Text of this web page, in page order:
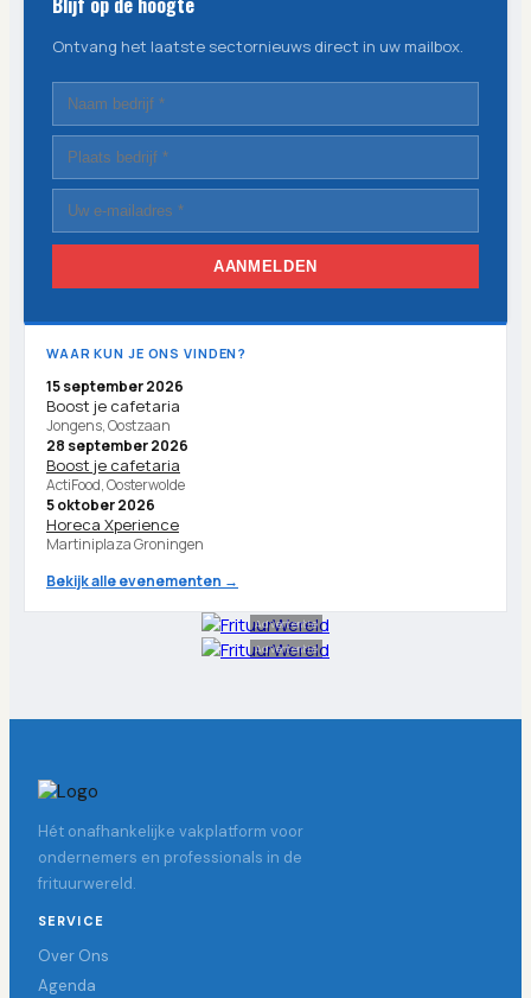
Ontvang het laatste sectornieuws direct in uw mailbox.
AANMELDEN
WAAR KUN JE ONS VINDEN?
15 september 2026
Boost je cafetaria
Jongens, Oostzaan
28 september 2026
Boost je cafetaria
ActiFood, Oosterwolde
5 oktober 2026
Horeca Xperience
Martiniplaza Groningen
Bekijk alle evenementen →
Advertentie
Advertentie
Hét onafhankelijke vakplatform voor
ondernemers en professionals in de
frituurwereld.
SERVICE
Over Ons
Agenda